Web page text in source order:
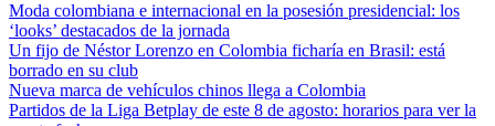
Moda colombiana e internacional en la posesión presidencial: los
‘looks’ destacados de la jornada
Un fijo de Néstor Lorenzo en Colombia ficharía en Brasil: está
borrado en su club
Nueva marca de vehículos chinos llega a Colombia
Partidos de la Liga Betplay de este 8 de agosto: horarios para ver la